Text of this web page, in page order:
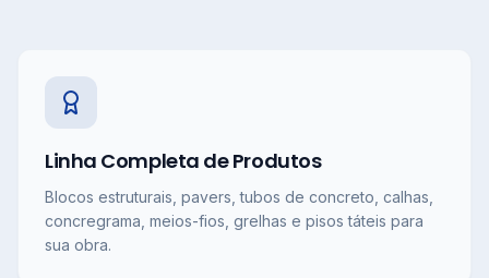
Linha Completa de Produtos
Blocos estruturais, pavers, tubos de concreto, calhas,
concregrama, meios-fios, grelhas e pisos táteis para
sua obra.